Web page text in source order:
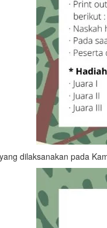
dilaksanakan pada